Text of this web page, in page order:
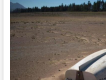
en
las
protestas
de